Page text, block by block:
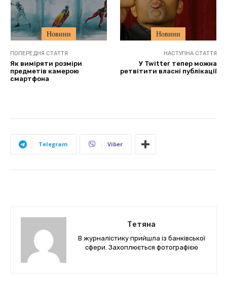
Новини Новини
ПОПЕРЕДНЯ СТАТТЯ
Як виміряти розміри
предметів камерою
смартфона
НАСТУПНА СТАТТЯ
У Twitter тепер можна
ретвітити власні публікації
Telegram Viber
Тетяна
В журналістику прийшла із банківської
сфери. Захоплюється фотографією